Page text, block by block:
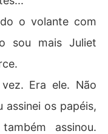
experiência da
o volante com
sou mais Juliet
Era ele. Não
assinei os papéis,
assinou.